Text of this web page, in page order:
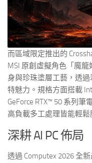
而區域限定推出的
MSI 原創虛擬角色「魔
身與珍珠塗層工藝，透
特魅力。規格方面搭載
GeForce RTX™ 50 系列筆
高負載多工處理皆能輕鬆
深耕 AI PC 佈
透過 Computex 2026 全